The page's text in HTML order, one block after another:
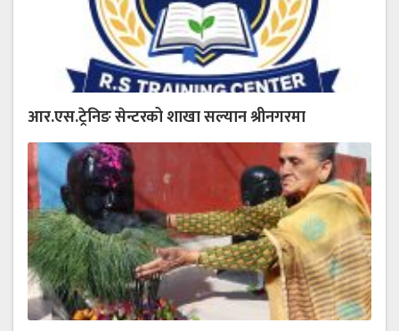
आर.एस.ट्रेनिङ सेन्टरको शाखा सल्यान श्रीनगरमा